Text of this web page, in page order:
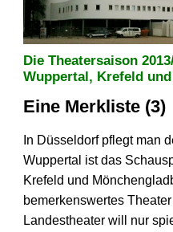
Die Theatersaison
Wuppertal, Krefeld
Eine Merkliste (3)
In Düsseldorf pflegt man
Wuppertal ist das
Krefeld und
bemerkenswertes
Landestheater will nur